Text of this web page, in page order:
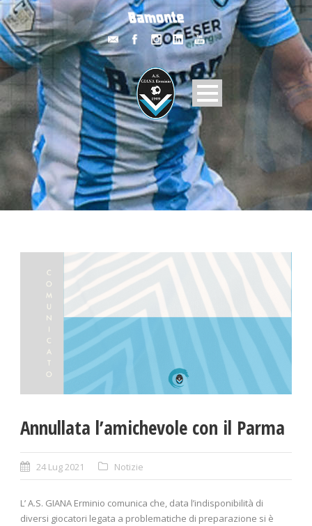
Annullata l’amichevole con il Parma
24 Lug 2021 Notizie
L’ A.S. GIANA Erminio comunica che, data l’indisponibilità di
diversi giocatori legata a problematiche di preparazione si è